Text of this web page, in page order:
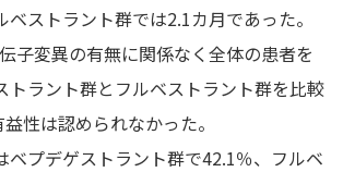
ベストラント群では2.1カ月であった。
子変異の有無に関係なく全体の患者を
トラント群とフルベストラント群を比較
性は認められなかった。
プデゲストラント群で42.1％、フルベ